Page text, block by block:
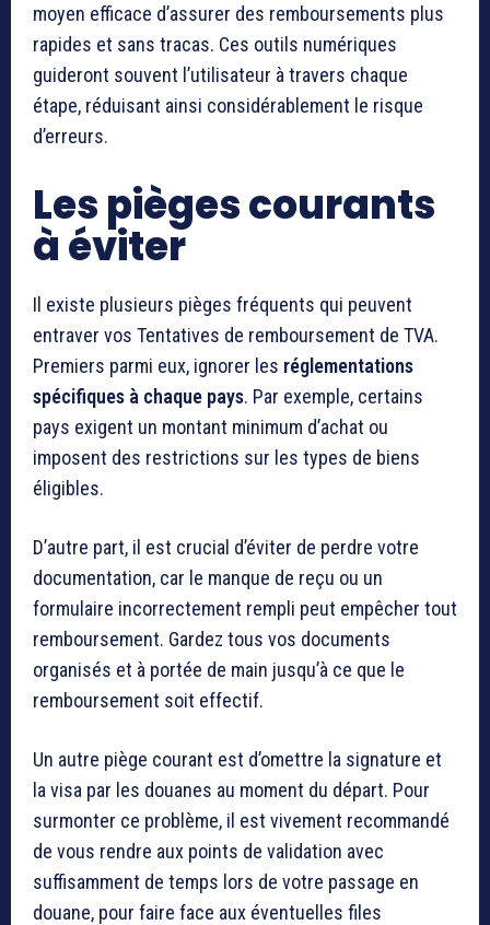
moyen efficace d’assurer des remboursements plus
rapides et sans tracas. Ces outils numériques
guideront souvent l’utilisateur à travers chaque
étape, réduisant ainsi considérablement le risque
d’erreurs.
Les pièges courants
à éviter
Il existe plusieurs pièges fréquents qui peuvent
entraver vos Tentatives de remboursement de TVA.
Premiers parmi eux, ignorer les réglementations
spécifiques à chaque pays. Par exemple, certains
pays exigent un montant minimum d’achat ou
imposent des restrictions sur les types de biens
éligibles.
D’autre part, il est crucial d’éviter de perdre votre
documentation, car le manque de reçu ou un
formulaire incorrectement rempli peut empêcher tout
remboursement. Gardez tous vos documents
organisés et à portée de main jusqu’à ce que le
remboursement soit effectif.
Un autre piège courant est d’omettre la signature et
la visa par les douanes au moment du départ. Pour
surmonter ce problème, il est vivement recommandé
de vous rendre aux points de validation avec
suffisamment de temps lors de votre passage en
douane, pour faire face aux éventuelles files